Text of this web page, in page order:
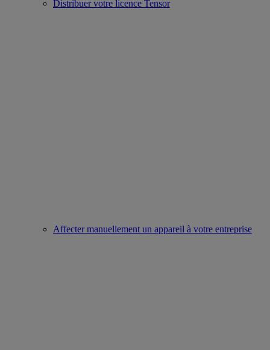
Distribuer votre licence Tensor
Affecter manuellement un appareil à votre entreprise